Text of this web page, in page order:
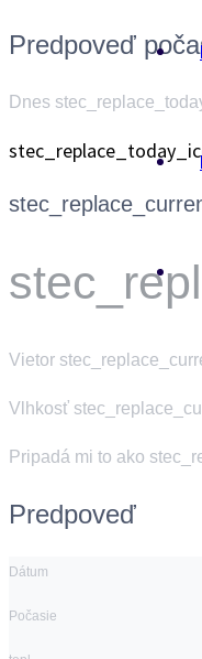
Predpoveď
Dnes
Vietor
Vlhkosť
Pripadá mi to ako
Predpoveď
Dátum
Počasie